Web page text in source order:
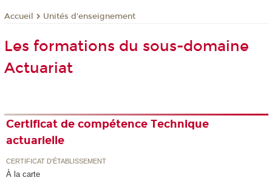
Accueil Unités d'enseignement
Les formations du sous-domaine
Actuariat
Certificat de compétence Technique
actuarielle
CERTIFICAT D'ÉTABLISSEMENT
À la carte